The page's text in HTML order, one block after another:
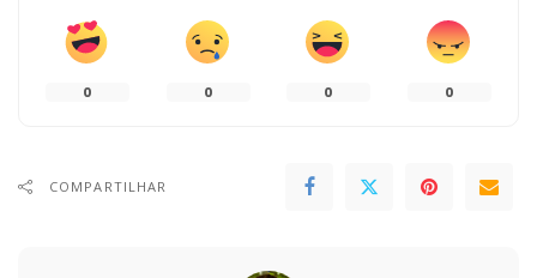
0 0 0 0
COMPARTILHAR